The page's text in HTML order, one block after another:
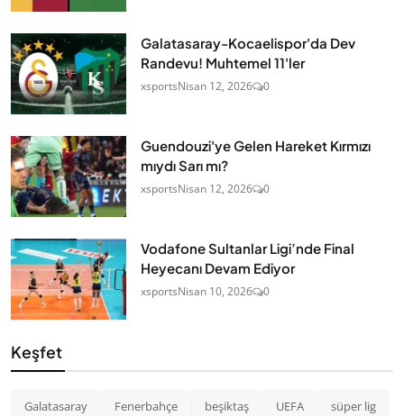
Galatasaray-Kocaelispor'da Dev
Randevu! Muhtemel 11'ler
xsportsNisan 12, 2026 0
Guendouzi'ye Gelen Hareket Kırmızı
mıydı Sarı mı?
xsportsNisan 12, 2026 0
Vodafone Sultanlar Ligi’nde Final
Heyecanı Devam Ediyor
xsportsNisan 10, 2026 0
Keşfet
Galatasaray Fenerbahçe beşiktaş UEFA süper lig